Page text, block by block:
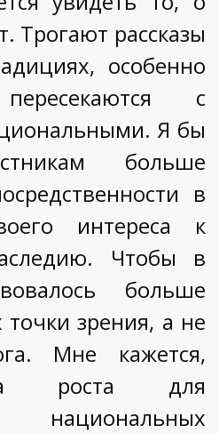
Трогают рассказы
особенно
с
Я бы
больше
в
интереса к
Чтобы в
больше
зрения, а не
Мне кажется,
роста для
национальных